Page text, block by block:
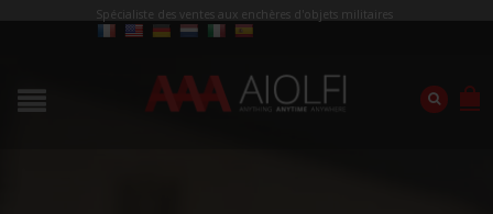
Spécialiste des ventes aux enchères d'objets militaires